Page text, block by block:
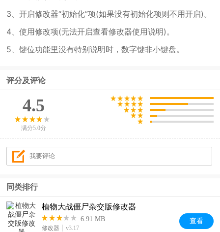
3、开启修改器“初始化”项(如果没有初始化项则不用开启)。
4、使用修改项(无法开启查看修改器使用说明)。
5、键位功能里没有特别说明时，数字键非小键盘。
评分及评论
4.5
满分5.0分
同类排行
植物大战僵尸杂交版修改器
6.91 MB
修改器 v3.17
查看